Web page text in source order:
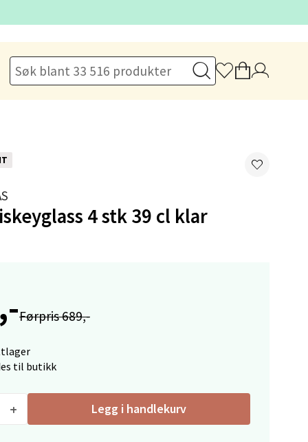
4 stk 39 cl klar
Førpris 689,-
til butikk
Legg i handlekurv